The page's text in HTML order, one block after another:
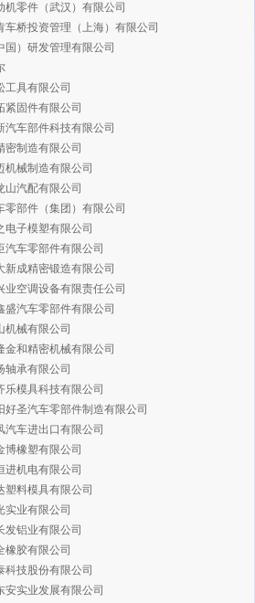
机零件（武汉）有限公司
车桥投资管理（上海）有限公司
国）研发管理有限公司
工具有限公司
紧固件有限公司
汽车部件科技有限公司
密制造有限公司
机械制造有限公司
山汽配有限公司
零部件（集团）有限公司
电子模塑有限公司
汽车零部件有限公司
新成精密锻造有限公司
业空调设备有限责任公司
盛汽车零部件有限公司
机械有限公司
金和精密机械有限公司
轴承有限公司
乐模具科技有限公司
好圣汽车零部件制造有限公司
汽车进出口有限公司
博橡塑有限公司
进机电有限公司
塑料模具有限公司
实业有限公司
发铝业有限公司
橡胶有限公司
科技股份有限公司
安实业发展有限公司